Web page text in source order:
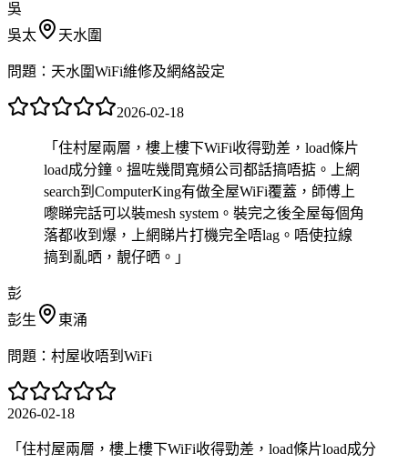
吳
吳太
天水圍
問題： 天水圍WiFi維修及網絡設定
2026-02-18
「 住村屋兩層，樓上樓下WiFi收得勁差，load條片
load成分鐘。搵咗幾間寬頻公司都話搞唔掂。上網
search到ComputerKing有做全屋WiFi覆蓋，師傅上
嚟睇完話可以裝mesh system。裝完之後全屋每個角
落都收到爆，上網睇片打機完全唔lag。唔使拉線
搞到亂晒，靚仔晒。 」
彭
彭生
東涌
問題： 村屋收唔到WiFi
2026-02-18
「 住村屋兩層，樓上樓下WiFi收得勁差，load條片load成分